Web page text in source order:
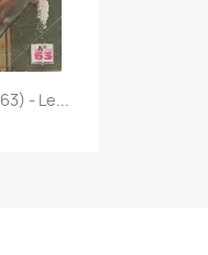
- Le...